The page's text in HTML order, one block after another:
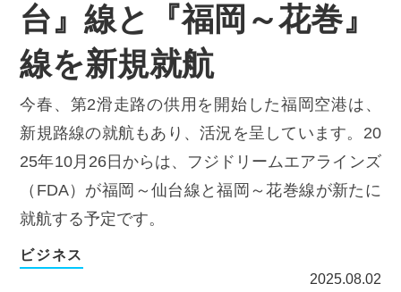
台』線と『福岡～花巻』
線を新規就航
今春、第2滑走路の供用を開始した福岡空港は、
新規路線の就航もあり、活況を呈しています。20
25年10月26日からは、フジドリームエアラインズ
（FDA）が福岡～仙台線と福岡～花巻線が新たに
就航する予定です。
ビジネス
2025.08.02